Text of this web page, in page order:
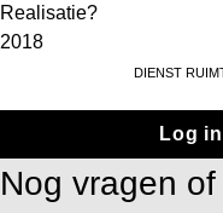
Realisatie?
2018
Dienst
Log
Nog vragen